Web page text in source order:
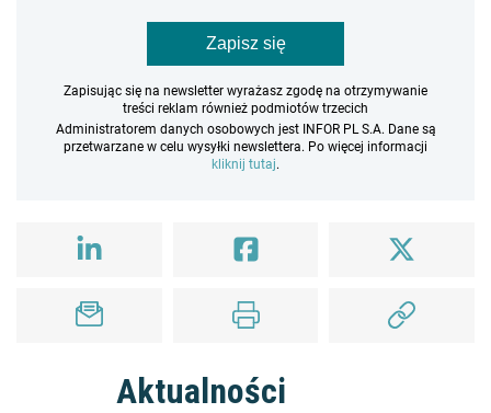
Zapisz się
Zapisując się na newsletter wyrażasz zgodę na otrzymywanie
treści reklam również podmiotów trzecich
Administratorem danych osobowych jest INFOR PL S.A. Dane są
przetwarzane w celu wysyłki newslettera. Po więcej informacji
kliknij tutaj.
Aktualności